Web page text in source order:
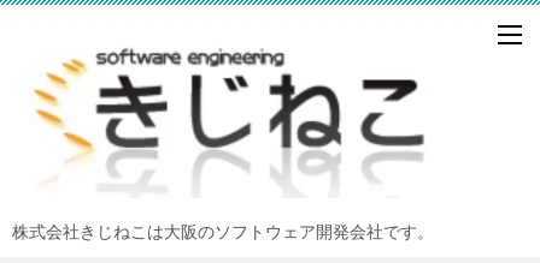
株式会社きじねこは大阪のソフトウェア開発会社です。